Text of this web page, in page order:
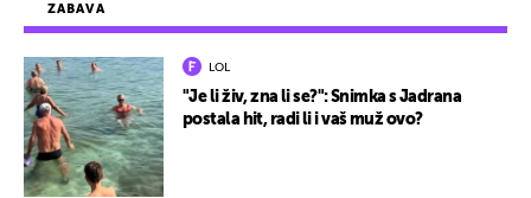
ZABAVA
LOL
"Je li živ, zna li se?": Snimka s Jadrana
postala hit, radi li i vaš muž ovo?